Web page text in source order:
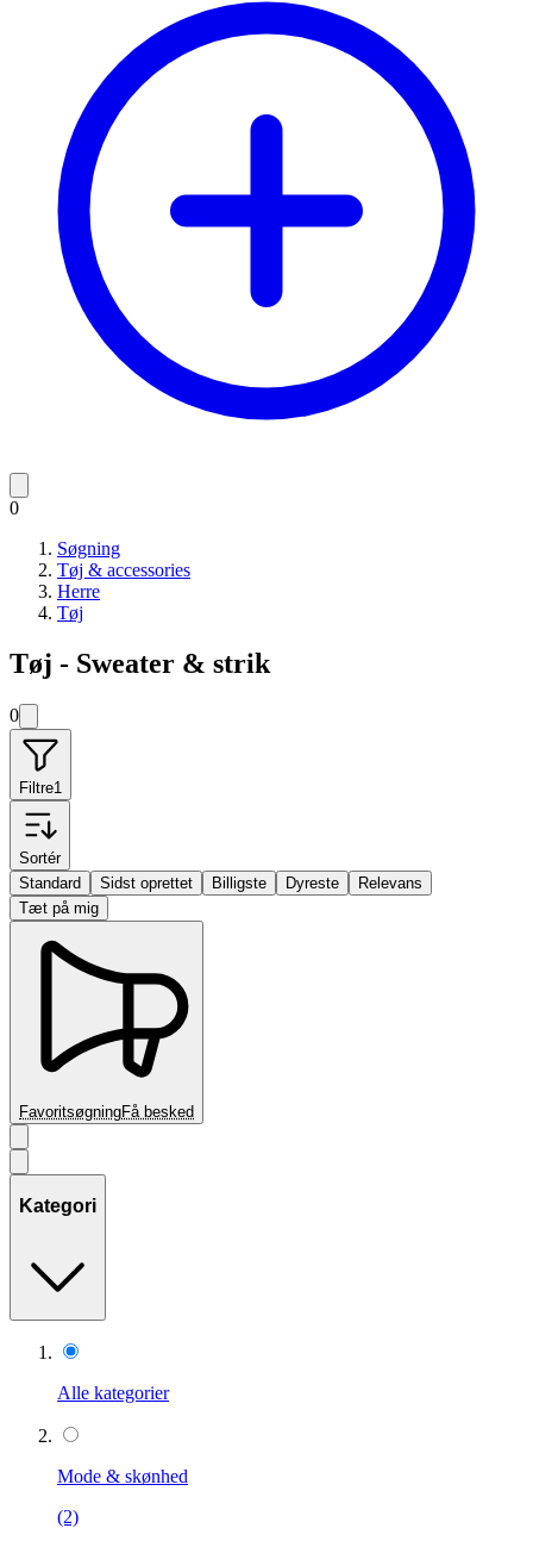
0
Søgning
Tøj & accessories
Herre
Tøj
Tøj - Sweater & strik
0
Filtre1
Sortér
Standard
Sidst oprettet Billigste Dyreste
Relevans
Tæt på mig
FavoritsøgningFå besked
Kategori
Alle kategorier
Mode & skønhed
(2)